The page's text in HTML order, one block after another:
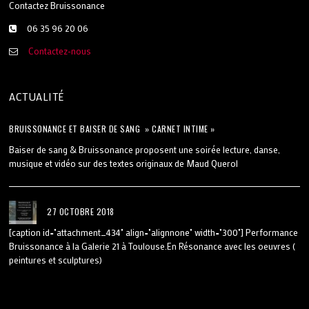
Contactez Bruissonance
06 35 96 20 06
Contactez-nous
ACTUALITÉ
BRUISSONANCE ET BAISER DE SANG » CARNET INTIME »
Baiser de sang & Bruissonance proposent une soirée lecture, danse,
musique et vidéo sur des textes originaux de Maud Querol
27 OCTOBRE 2018
[caption id="attachment_434" align="alignnone" width="300"] Performance
Bruissonance à la Galerie 21 à Toulouse.En Résonance avec les oeuvres (
peintures et sculptures)